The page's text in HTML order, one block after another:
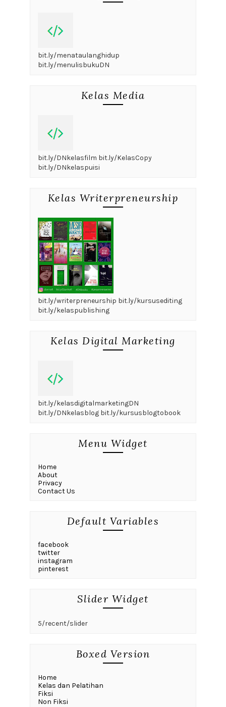
bit.ly/menataulanghidup
bit.ly/menulisbukuDN
Kelas Media
bit.ly/DNkelasfilm bit.ly/KelasCopy
bit.ly/DNkelaspuisi
Kelas Writerpreneurship
bit.ly/writerpreneurship bit.ly/kursusediting
bit.ly/kelaspublishing
Kelas Digital Marketing
bit.ly/kelasdigitalmarketingDN
bit.ly/DNkelasblog bit.ly/kursusblogtobook
Menu Widget
Home
About
Privacy
Contact Us
Default Variables
facebook
twitter
instagram
pinterest
Slider Widget
5/recent/slider
Boxed Version
Home
Kelas dan Pelatihan
Fiksi
Non Fiksi